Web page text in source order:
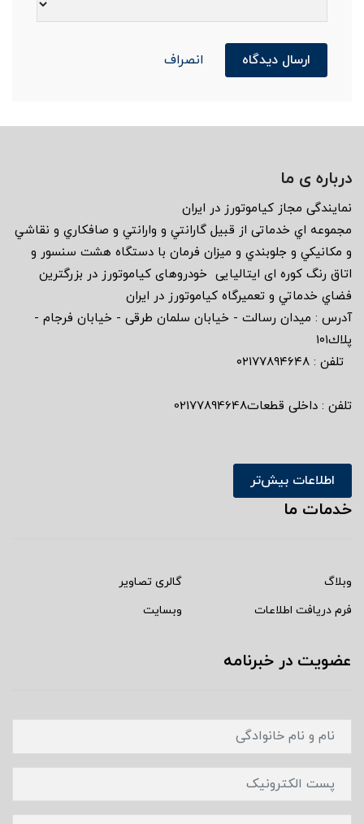
ارسال دیدگاه انصراف
درباره ی ما
نمايندگى مجاز كياموتورز در ايران
مجموعه اي خدماتى از قبيل گارانتي و وارانتي و صافكاري و نقاشي
و مكانيكي و جلوبندي و ميزان فرمان با دستگاه هشت سنسور و
اتاق رنگ كوره اى ايتاليايى خودروهاى كياموتورز در بزرگترين
فضاي خدماتي و تعميرگاه كياموتورز در ايران
آدرس : ميدان رسالت - خيابان سلمان طرقى - خيابان فرجام -
پلاك١٠١
تلفن : ٠٢١٧٧٨٩٤٦٤٨
تلفن : داخلی قطعات02177894648
اطلاعات بیش‌تر
خدمات ما
وبلاگ
گالری تصاویر
فرم دریافت اطلاعات
وبسایت
عضویت در خبرنامه